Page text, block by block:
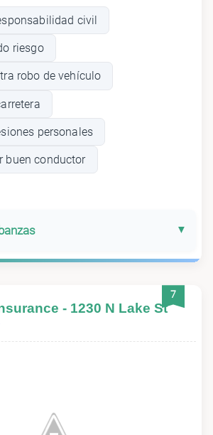
civil
riesgo
robo de vehículo
personales
buen conductor
7
- 1230 N Lake St